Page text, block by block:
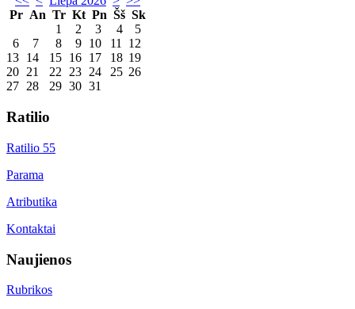
Pr An Tr Kt Pn Šš Sk
1
2 3 4
5
6
7 8 9 10 11 12
13 14 15 16 17 18 19
20 21 22 23 24 25 26
27 28 29 30 31
Ratilio
Ratilio 55
Parama
Atributika
Kontaktai
Naujienos
Rubrikos